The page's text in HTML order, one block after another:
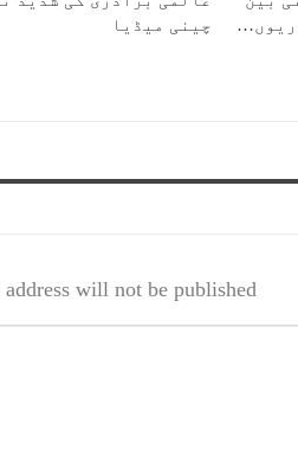
چینی میڈیا
will not be published.